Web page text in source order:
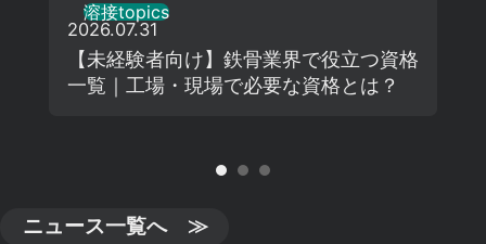
溶接topics
2026.07.31
【未経験者向け】鉄骨業界で役立つ資格
一覧｜工場・現場で必要な資格とは？
ニュース一覧へ ≫